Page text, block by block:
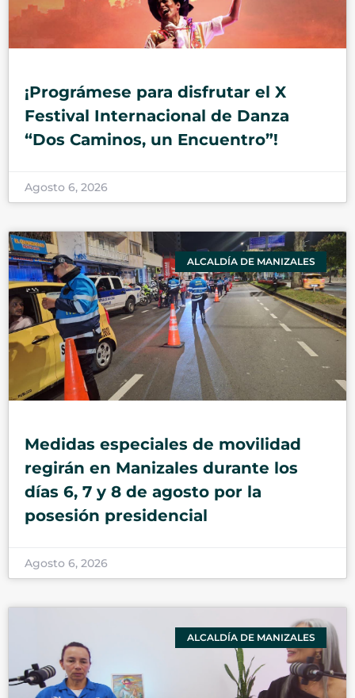
¡Prográmese para disfrutar el X
Festival Internacional de Danza
“Dos Caminos, un Encuentro”!
Agosto 6, 2026
ALCALDÍA DE MANIZALES
Medidas especiales de movilidad
regirán en Manizales durante los
días 6, 7 y 8 de agosto por la
posesión presidencial
Agosto 6, 2026
ALCALDÍA DE MANIZALES